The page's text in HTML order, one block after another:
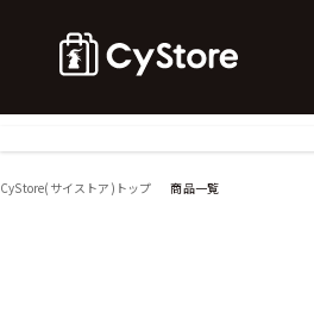
アクリルスタ
CyStore(サイストア)トップ 商品一覧